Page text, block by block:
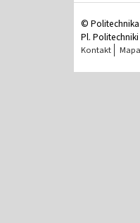
© Politechnika
Pl.
Kontakt